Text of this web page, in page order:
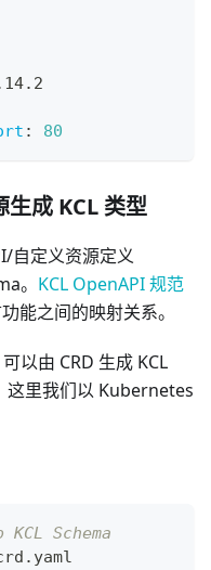
: 80
成 KCL 类型
自定义资源定义
。 KCL OpenAPI 规范
能之间的映射关系。
以由 CRD 生成 KCL
这里我们以 Kubernetes
Schema